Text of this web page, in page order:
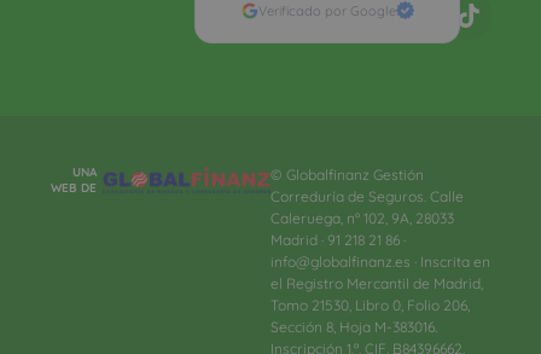
Verificado por Google
UNA
WEB DE
© Globalfinanz Gestión
Correduría de Seguros. Calle
Caleruega, nº 102, 9A, 28033
Madrid · 91 218 21 86 ·
info@globalfinanz.es · Inscrita en
el Registro Mercantil de Madrid,
Tomo 21530, Libro 0, Folio 206,
Sección 8, Hoja M-383016.
Inscripción 1.ª. CIF. B84396662.